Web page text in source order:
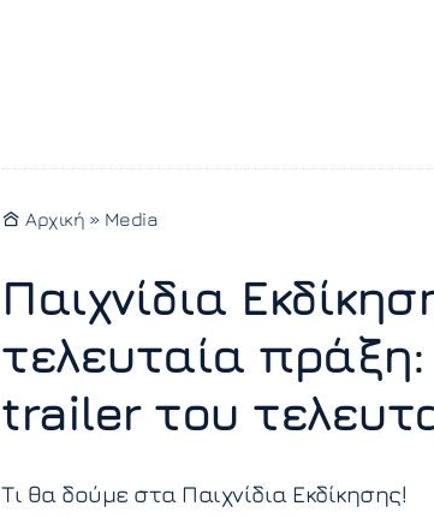
Αρχική » Media
Παιχνίδια
τελευταία
trailer του
Τι θα δούμε στα Παιχνίδια Εκδίκησης!